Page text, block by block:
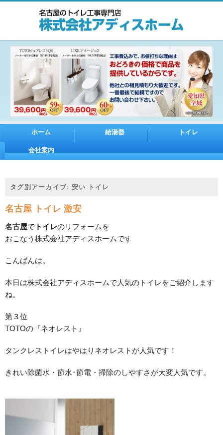
ホーム 給湯器 トイレ
会社案内
タグ別アーカイブ: 安い トイレ
名古屋 トイレ 激安
名古屋で トイレのリフォームを
おこなう株式会社アディスホームです
こんばんは。
本日は株式会社アディスホームで人気のトイレをご紹介します
ね。
第３位
TOTOの『ネオレスト』
タンクレストイレはやはりネオレストが人気です！
きれい除菌水・節水･節電・掃除のしやすさが大変人気です。